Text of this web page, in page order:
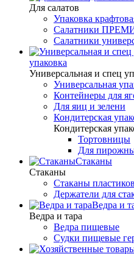
Для салатов
Упаковка
Салатники
Салатники
упаковка
Универсальная и спец
Универсальная
Контейнеры для
Для яиц и зелени
Кондитерская
Кондитерская
Тортовницы
Для
Стаканы
Стаканы
Стаканы
Держатели для
Ведра и
Ведра и тара
Ведра пищевые
Судки пищевые